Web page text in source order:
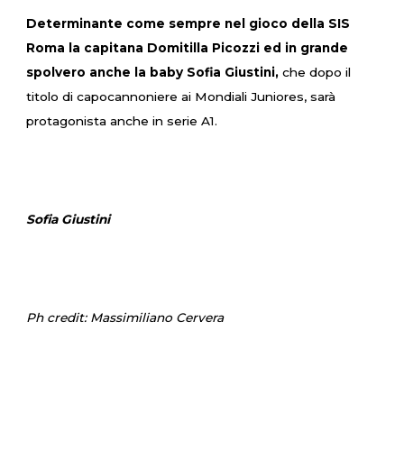
Determinante come sempre nel gioco della SIS
Roma la capitana Domitilla Picozzi ed in grande
spolvero anche la baby Sofia Giustini, che dopo il
titolo di capocannoniere ai Mondiali Juniores, sarà
protagonista anche in serie A1.
Sofia Giustini
Ph credit: Massimiliano Cervera